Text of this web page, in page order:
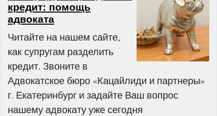
кредит: помощь
адвоката
Читайте на нашем сайте,
как супругам разделить
кредит. Звоните в
Адвокатское бюро «Кацайлиди и партнеры»
г. Екатеринбург и задайте Ваш вопрос
нашему адвокату уже сегодня